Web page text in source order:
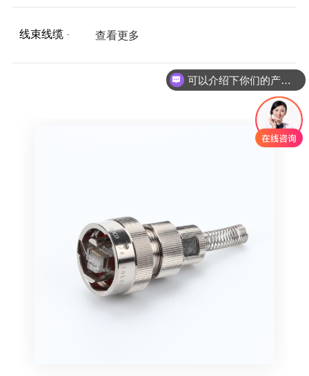
线束线缆- 查看更多
可以介绍下你们的产品么
你们是怎么收费的呢